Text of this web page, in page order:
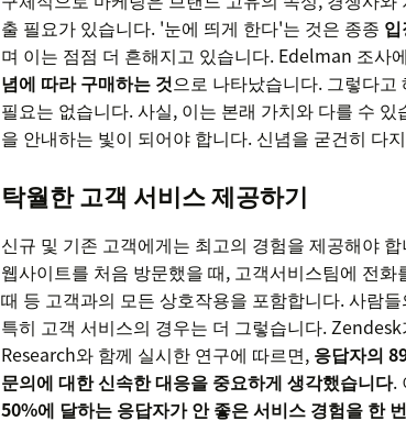
출 필요가 있습니다. '눈에 띄게 한다'는 것은 종종
며 이는 점점 더 흔해지고 있습니다. Edelman 조사
념에 따라 구매하는 것으로 나타났습니다. 그렇다
필요는 없습니다. 사실, 이는 본래 가치와 다를 수
을 안내하는 빛이 되어야 합니다. 신념을 굳건히 다
탁월한 고객 서비스 제공하기
신규 및 기존 고객에게는 최고의 경험을 제공해야
웹사이트를 처음 방문했을 때, 고객서비스팀에 전
때 등 고객과의 모든 상호작용을 포함합니다. 사람
특히 고객 서비스의 경우는 더 그렇습니다.
Research와 함께 실시한 연구에 따르면, 응답자의
문의에 대한 신속한 대응을 중요하게 생각했습니다.
50%에 달하는 응답자가 안 좋은 서비스 경험을 한